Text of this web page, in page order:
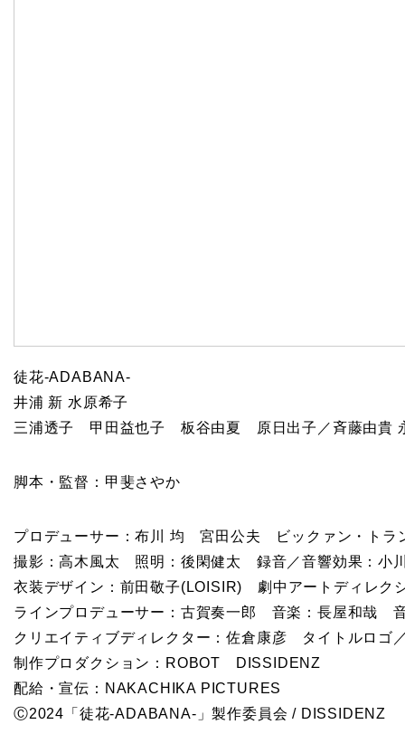
徒花-ADABANA-
井浦 新 水原希子
三浦透子 甲田益也子 板谷由夏 原日出子／斉藤由貴
脚本・監督：甲斐さやか
プロデューサー：布川 均 宮田公夫 ビックァン・ト
撮影：高木風太 照明：後閑健太 録音／音響効果：
衣装デザイン：前田敬子(LOISIR) 劇中アートディレク
ラインプロデューサー：古賀奏一郎 音楽：長屋和哉
クリエイティブディレクター：佐倉康彦 タイトルロゴ
制作プロダクション：ROBOT DISSIDENZ
配給・宣伝：NAKACHIKA PICTURES
Ⓒ2024「徒花-ADABANA-」製作委員会 / DISSIDENZ